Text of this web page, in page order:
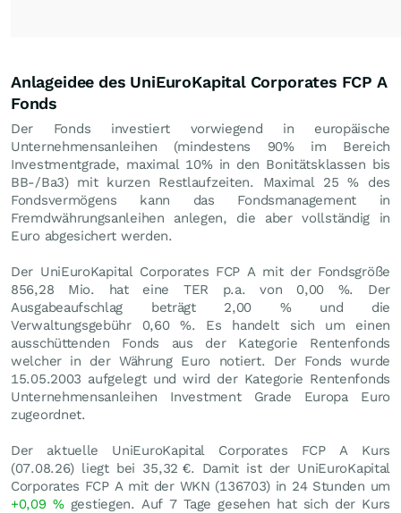
Anlageidee des UniEuroKapital Corporates FCP A
Fonds
Der Fonds investiert vorwiegend in europäische
Unternehmensanleihen (mindestens 90% im Bereich
Investmentgrade, maximal 10% in den Bonitätsklassen bis
BB-/Ba3) mit kurzen Restlaufzeiten. Maximal 25 % des
Fondsvermögens kann das Fondsmanagement in
Fremdwährungsanleihen anlegen, die aber vollständig in
Euro abgesichert werden.
Der UniEuroKapital Corporates FCP A mit der Fondsgröße
856,28 Mio. hat eine TER p.a. von 0,00 %. Der
Ausgabeaufschlag beträgt 2,00 % und die
Verwaltungsgebühr 0,60 %. Es handelt sich um einen
ausschüttenden Fonds aus der Kategorie Rentenfonds
welcher in der Währung Euro notiert. Der Fonds wurde
15.05.2003 aufgelegt und wird der Kategorie Rentenfonds
Unternehmensanleihen Investment Grade Europa Euro
zugeordnet.
Der aktuelle UniEuroKapital Corporates FCP A Kurs
(07.08.26) liegt bei 35,32 €. Damit ist der UniEuroKapital
Corporates FCP A mit der WKN (136703) in 24 Stunden um
+0,09 %gestiegen. Auf 7 Tage gesehen hat sich der Kurs